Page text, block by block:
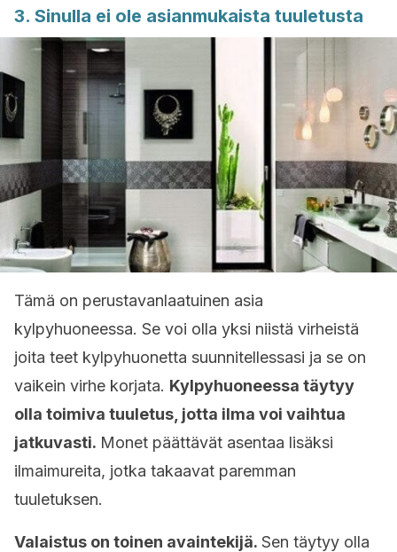
3. Sinulla ei ole asianmukaista tuuletusta
Tämä on perustavanlaatuinen asia
kylpyhuoneessa. Se voi olla yksi niistä virheistä
joita teet kylpyhuonetta suunnitellessasi ja se on
vaikein virhe korjata. Kylpyhuoneessa täytyy
olla toimiva tuuletus, jotta ilma voi vaihtua
jatkuvasti. Monet päättävät asentaa lisäksi
ilmaimureita, jotka takaavat paremman
tuuletuksen.
Valaistus on toinen avaintekijä. Sen täytyy olla